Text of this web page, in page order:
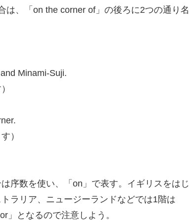
、「on the corner of」の後ろに2つの通り名
Minami-Suji.
）
序数を使い、「on」で表す。イギリスをはじ
ラリア、ニュージーランドなどでは1階は
」となるので注意しよう。